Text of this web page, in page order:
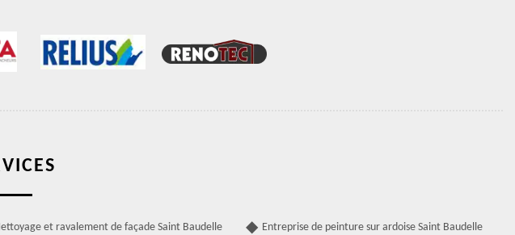
et ravalement de façade Saint Baudelle
Entreprise de peinture sur ardoise Saint Baudelle